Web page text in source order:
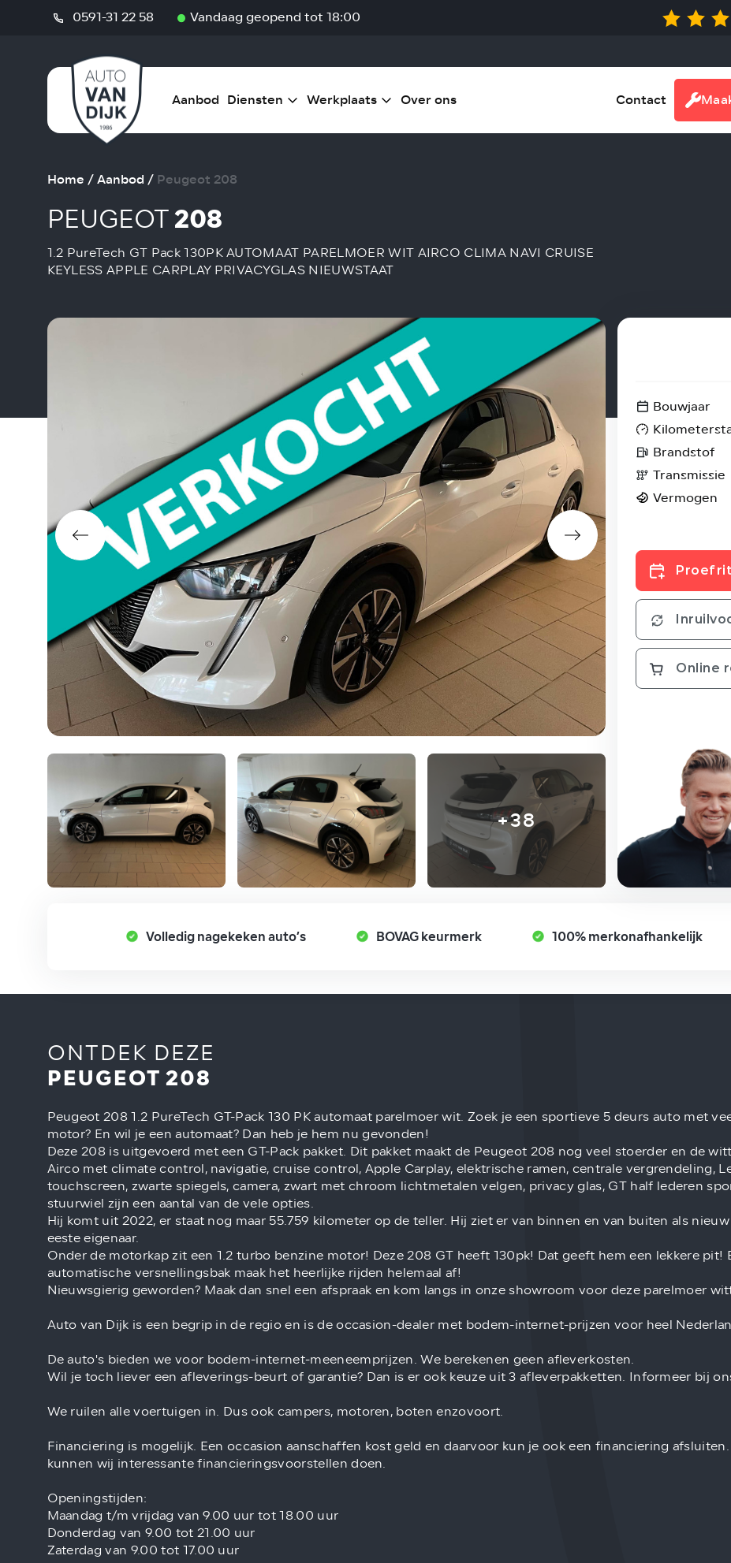
0591-31 22 58 Vandaag geopend tot 18:00
Aanbod Diensten Werkplaats Over ons Contact
Home /Aanbod / Peugeot 208
PEUGEOT 208
1.2 PureTech GT Pack 130PK AUTOMAAT PARELMOER WIT AIRCO CLIMA NAVI CRUISE
KEYLESS APPLE CARPLAY PRIVACYGLAS NIEUWSTAAT
+38
Bouwjaar
Brandstof
Transmissie
Vermogen
Online
Volledig nagekeken auto’s BOVAG keurmerk 100% merkonafhankelijk
ONTDEK DEZE
PEUGEOT 208
Peugeot 208 1.2 PureTech GT-Pack 130 PK automaat parelmoer wit. Zoek je een sportieve 5 deurs auto met
motor? En wil je een automaat? Dan heb je hem nu gevonden!
Deze 208 is uitgevoerd met een GT-Pack pakket. Dit pakket maakt de Peugeot 208 nog veel stoerder en de
Airco met climate control, navigatie, cruise control, Apple Carplay, elektrische ramen, centrale vergrendeling,
touchscreen, zwarte spiegels, camera, zwart met chroom lichtmetalen velgen, privacy glas, GT half lederen
stuurwiel zijn een aantal van de vele opties.
Hij komt uit 2022, er staat nog maar 55.759 kilometer op de teller. Hij ziet er van binnen en van buiten als
eeste eigenaar.
Onder de motorkap zit een 1.2 turbo benzine motor! Deze 208 GT heeft 130pk! Dat geeft hem een lekkere
automatische versnellingsbak maak het heerlijke rijden helemaal af!
Nieuwsgierig geworden? Maak dan snel een afspraak en kom langs in onze showroom voor deze parelmoer
Auto van Dijk is een begrip in de regio en is de occasion-dealer met bodem-internet-prijzen voor heel
De auto's bieden we voor bodem-internet-meeneemprijzen. We berekenen geen afleverkosten.
Wil je toch liever een afleverings-beurt of garantie? Dan is er ook keuze uit 3 afleverpakketten. Informeer bij
We ruilen alle voertuigen in. Dus ook campers, motoren, boten enzovoort.
Financiering is mogelijk. Een occasion aanschaffen kost geld en daarvoor kun je ook een financiering
kunnen wij interessante financieringsvoorstellen doen.
Openingstijden:
Maandag t/m vrijdag van 9.00 uur tot 18.00 uur
Donderdag van 9.00 tot 21.00 uur
Zaterdag van 9.00 tot 17.00 uur